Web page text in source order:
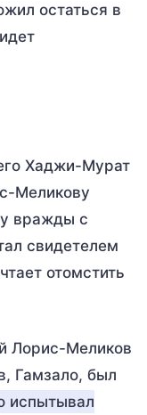
остаться в
Хаджи-Мурат
Меликову
вражды с
свидетелем
отомстить
Лорис-Меликов
Гамзало, был
испытывал